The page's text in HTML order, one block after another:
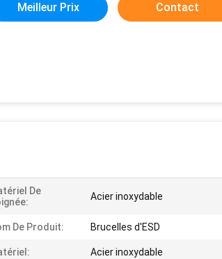
Meilleur Prix Contact
De
Acier inoxydable
De Produit: Brucelles d'ESD
Acier inoxydable